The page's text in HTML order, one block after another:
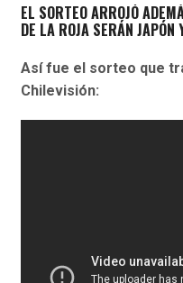
EL SORTEO ARROJÓ
DE LA ROJA SERÁN JAPÓN
Así fue el sorteo que
Chilevisión: